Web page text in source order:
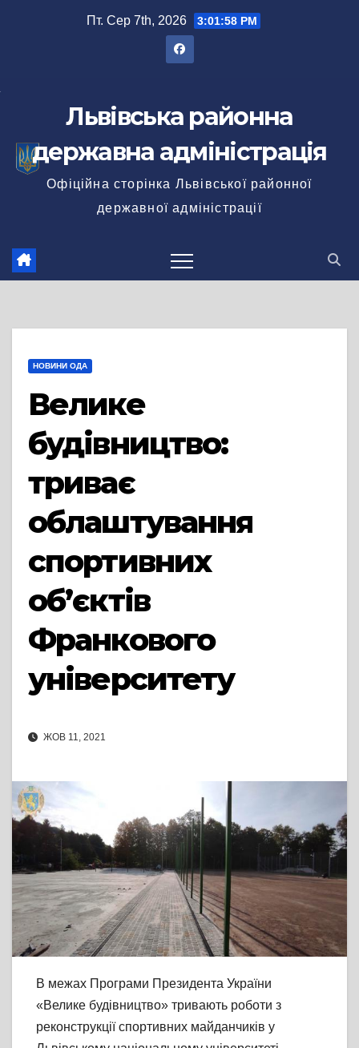
Пт. Сер 7th, 2026 3:01:58 PM
Львівська районна
державна адміністрація
Офіційна сторінка Львівської районної
державної адміністрації
НОВИНИ ОДА
Велике
будівництво:
триває
облаштування
спортивних
об’єктів
Франкового
університету
ЖОВ 11, 2021
В межах Програми Президента України
«Велике будівництво» тривають роботи з
реконструкції спортивних майданчиків у